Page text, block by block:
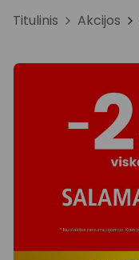
Titulinis Akcijos